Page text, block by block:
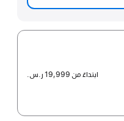
ابتداءً من 19,999 ر.س.‏